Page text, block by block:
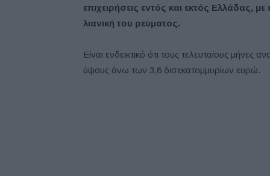
επιχειρήσεις εντός και εκτός Ελλάδας,
λιανική του ρεύματος.
Είναι ενδεικτικό ότι τους τελευταίους
ύψους άνω των 3,6 δισεκατομμυρίων ευρώ.